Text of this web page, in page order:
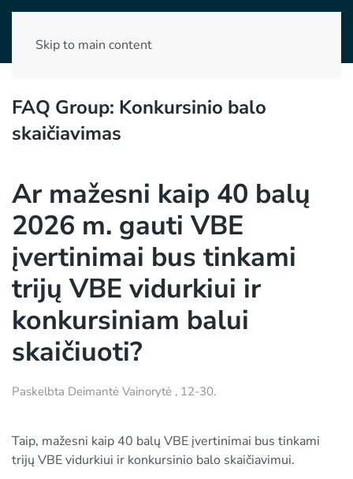
Skip to main content
FAQ Group: Konkursinio balo
skaičiavimas
Ar mažesni kaip 40 balų
2026 m. gauti VBE
įvertinimai bus tinkami
trijų VBE vidurkiui ir
konkursiniam balui
skaičiuoti?
Paskelbta Deimantė Vainorytė , 12-30.
Taip, mažesni kaip 40 balų VBE įvertinimai bus tinkami
trijų VBE vidurkiui ir konkursinio balo skaičiavimui.